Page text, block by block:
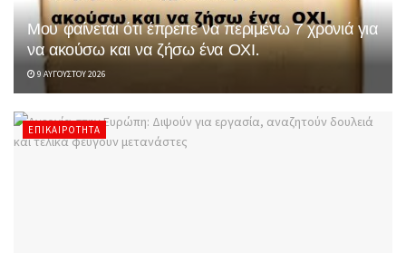
Μου φαίνεται ότι έπρεπε να περιμένω 7 χρονιά για
να ακούσω και να ζήσω ένα ΟΧΙ.
9 ΑΥΓΟΎΣΤΟΥ 2026
ΕΠΙΚΑΙΡΌΤΗΤΑ